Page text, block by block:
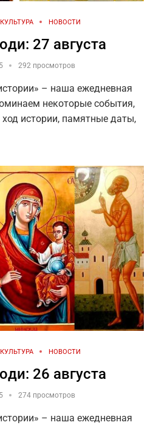
НОВОСТИ
27 августа
292 просмотров
– наша ежедневная
некоторые события,
истории, памятные даты,
НОВОСТИ
26 августа
274 просмотров
– наша ежедневная